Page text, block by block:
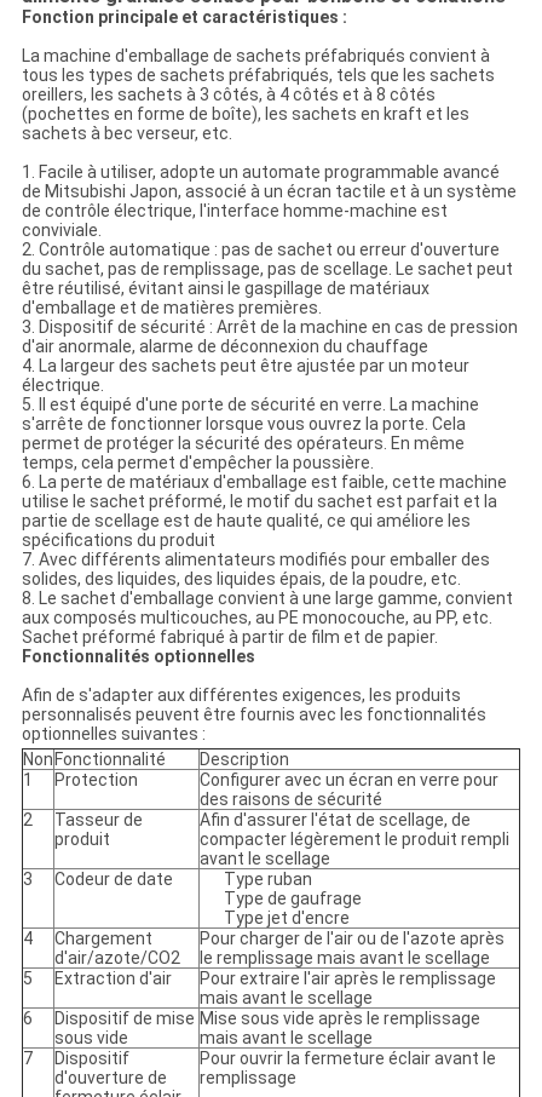
Fonction principale et caractéristiques :
La machine d'emballage de sachets préfabriqués convient à
tous les types de sachets préfabriqués, tels que les sachets
oreillers, les sachets à 3 côtés, à 4 côtés et à 8 côtés
(pochettes en forme de boîte), les sachets en kraft et les
sachets à bec verseur, etc.
1. Facile à utiliser, adopte un automate programmable avancé
de Mitsubishi Japon, associé à un écran tactile et à un système
de contrôle électrique, l'interface homme-machine est
conviviale.
2. Contrôle automatique : pas de sachet ou erreur d'ouverture
du sachet, pas de remplissage, pas de scellage. Le sachet peut
être réutilisé, évitant ainsi le gaspillage de matériaux
d'emballage et de matières premières.
3. Dispositif de sécurité : Arrêt de la machine en cas de pression
d'air anormale, alarme de déconnexion du chauffage
4. La largeur des sachets peut être ajustée par un moteur
électrique.
5. Il est équipé d'une porte de sécurité en verre. La machine
s'arrête de fonctionner lorsque vous ouvrez la porte. Cela
permet de protéger la sécurité des opérateurs. En même
temps, cela permet d'empêcher la poussière.
6. La perte de matériaux d'emballage est faible, cette machine
utilise le sachet préformé, le motif du sachet est parfait et la
partie de scellage est de haute qualité, ce qui améliore les
spécifications du produit
7. Avec différents alimentateurs modifiés pour emballer des
solides, des liquides, des liquides épais, de la poudre, etc.
8. Le sachet d'emballage convient à une large gamme, convient
aux composés multicouches, au PE monocouche, au PP, etc.
Sachet préformé fabriqué à partir de film et de papier.
Fonctionnalités optionnelles
Afin de s'adapter aux différentes exigences, les produits
personnalisés peuvent être fournis avec les fonctionnalités
optionnelles suivantes :
Non Fonctionnalité
Description
1
Protection
Configurer avec un écran en verre pour
des raisons de sécurité
2
Tasseur de
produit
Afin d'assurer l'état de scellage, de
compacter légèrement le produit rempli
avant le scellage
3
Codeur de date
Type ruban
Type de gaufrage
Type jet d'encre
4
Chargement
d'air/azote/CO2
Pour charger de l'air ou de l'azote après
le remplissage mais avant le scellage
5
Extraction d'air
Pour extraire l'air après le remplissage
mais avant le scellage
6
Dispositif de mise
sous vide
Mise sous vide après le remplissage
mais avant le scellage
7
Dispositif
d'ouverture de
Pour ouvrir la fermeture éclair avant le
remplissage